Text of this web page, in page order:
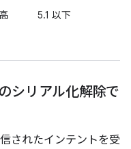
高 5.1 以下
シリアル化解除で
されたインテントを受